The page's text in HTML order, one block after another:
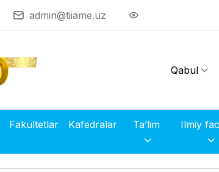
admin@tiiame.uz
Qabul
Fakultetlar Kafedralar Ta’lim